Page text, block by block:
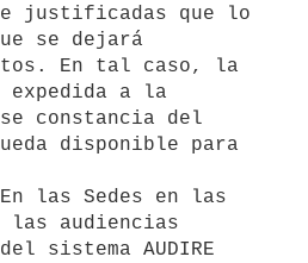
justificadas que lo
se dejará
En tal caso, la
expedida a la
constancia del
disponible para
las audiencias
sistema AUDIRE